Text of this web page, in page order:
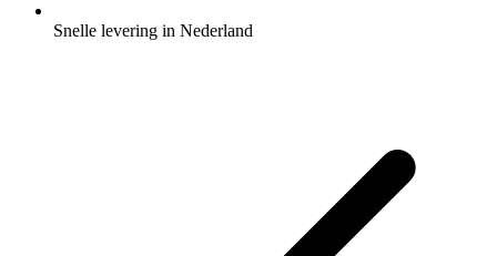
Snelle levering in Nederland